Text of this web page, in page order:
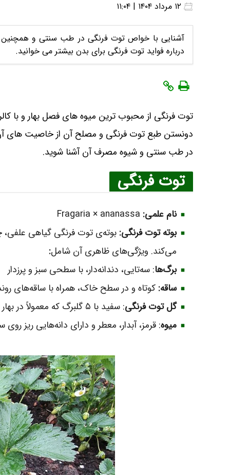
آشنایی با خواص توت فرنگی در طب سنتی و
درباره فواید توت فرنگی برای بدن بیشتر می خوانید.
توت فرنگی از محبوب ترین میوه های فصل بهار و با
دونستن طبع توت فرنگی و مصلح آن از خاصیت های
در طب سنتی و شیوه مصرف آن آشنا شوید.
توت فرنگی
نام علمی: Fragaria × ananassa
بوته توت فرنگی: ​بوته‌ی توت فرنگی گیاهی علفی،
می‌کند. ویژگی‌های ظاهری آن شامل:
برگ‌ها: سه‌تایی، دندانه‌دار، با سطحی سبز و پرزدار
ساقه: کوتاه و در سطح خاک، همراه با ساقه‌های
گل‌ توت فرنگی: سفید با ۵ گلبرگ که معمولاً در بهار ظاهر می‌شوند
میوه: قرمز، آبدار، معطر و دارای دانه‌هایی ریز